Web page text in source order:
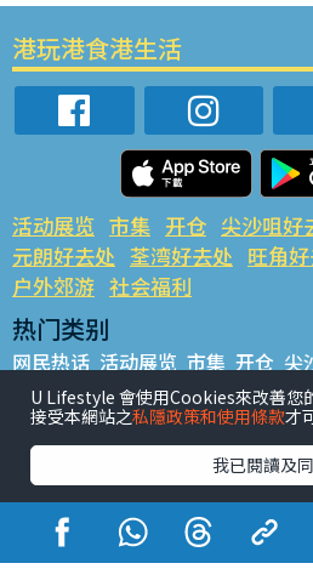
港玩港食港生活
活动展览 市集 开仓 尖沙咀好
元朗好去处 荃湾好去处 旺角
户外郊游 社会福利
热门类别
网民热话 活动展览 市集 开仓 尖
铜锣湾好去处 元朗好去处 荃湾好
餐厅情报 户外郊游
热门标签
#UGO揾好去处 #人气活动推介 #
#亲子玩乐好去处
#ULifestyle应用
#UJetso礼物放送
#ULifestyle商
U Lifestyle 會使用Cookies來改善您
接受本網站之私隱政策和使用條款才
我已閱讀及